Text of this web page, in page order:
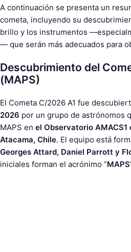
A continuación se presenta un
cometa, incluyendo su
brillo y los instrumentos
— que serán más adecuados para
Descubrimiento del
(MAPS)
El Cometa C/2026 A1 fue
2026 por un grupo de astrónomos
MAPS en el Observatorio AMACS1
Atacama, Chile. El equipo está
Georges Attard, Daniel Parrott y
iniciales forman el acrónimo “MAPS